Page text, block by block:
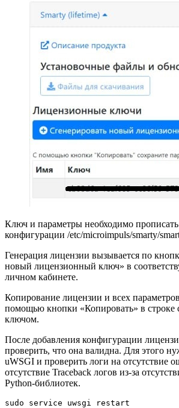
Ключ и параметры необходимо
конфигурации /etc/microimpuls/smarty/
Генерация лицензии вызывается по
новый лицензионный ключ» в
личном кабинете.
Копирование лицензии и всех
помощью кнопки «Копировать» в
ключом.
После добавления конфигурации
проверить, что она валидна. Для этого
uWSGI и проверить логи на отсутствие
отсутствие Traceback логов из-за
Python-библиотек.
sudo service uwsgi restart